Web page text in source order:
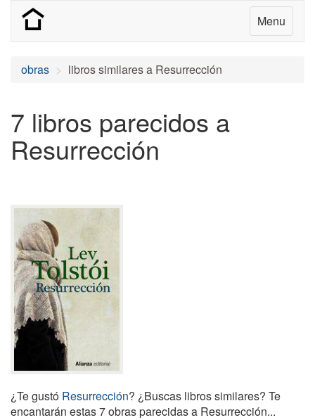
Menu
obras libros similares a Resurrección
7 libros parecidos a
Resurrección
¿Te gustó Resurrección? ¿Buscas libros similares? Te
encantarán estas 7 obras parecidas a Resurrección...